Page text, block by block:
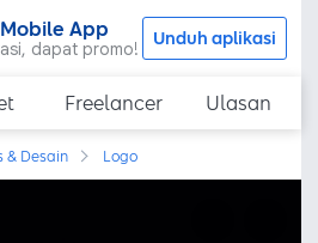
App
dapat promo! Unduh aplikasi
Freelancer Ulasan
& Desain Logo